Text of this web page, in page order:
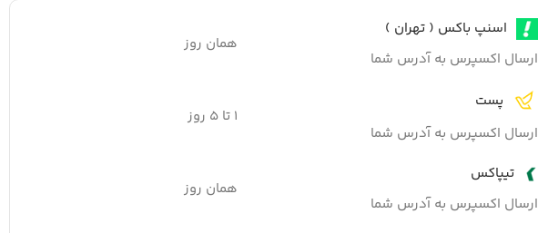
اسنپ باکس ( تهران )
ارسال اکسپرس به آدرس شما
همان روز
پست
ارسال اکسپرس به آدرس شما
۱ تا ۵ روز
تیپاکس
ارسال اکسپرس به آدرس شما
همان روز